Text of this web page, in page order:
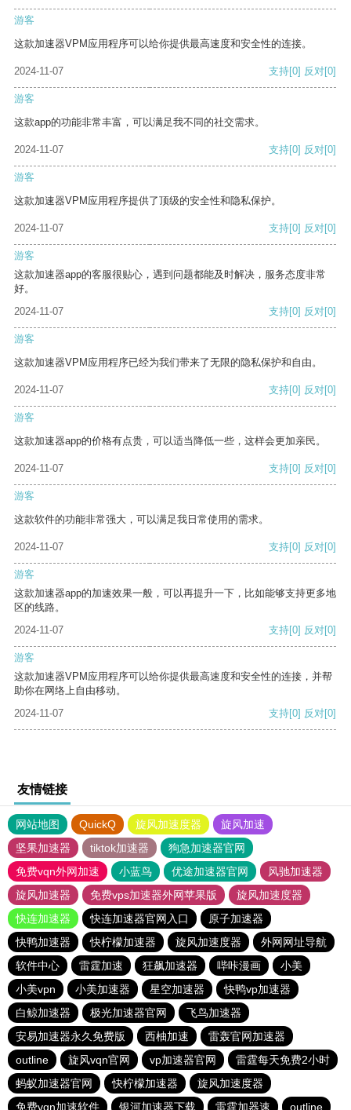
游客
这款加速器VPM应用程序可以给你提供最高速度和安全性的连接。
2024-11-07 支持[0] 反对[0]
游客
这款app的功能非常丰富，可以满足我不同的社交需求。
2024-11-07 支持[0] 反对[0]
游客
这款加速器VPM应用程序提供了顶级的安全性和隐私保护。
2024-11-07 支持[0] 反对[0]
游客
这款加速器app的客服很贴心，遇到问题都能及时解决，服务态度非常
好。
2024-11-07
支持[0] 反对[0]
游客
这款加速器VPM应用程序已经为我们带来了无限的隐私保护和自由。
2024-11-07 支持[0] 反对[0]
游客
这款加速器app的价格有点贵，可以适当降低一些，这样会更加亲民。
2024-11-07 支持[0] 反对[0]
游客
这款软件的功能非常强大，可以满足我日常使用的需求。
2024-11-07 支持[0] 反对[0]
游客
这款加速器app的加速效果一般，可以再提升一下，比如能够支持更多地
区的线路。
2024-11-07
支持[0] 反对[0]
游客
这款加速器VPM应用程序可以给你提供最高速度和安全性的连接，并帮
助你在网络上自由移动。
2024-11-07
支持[0] 反对[0]
友情链接
网站地图 QuickQ 旋风加速度器
旋风加速
坚果加速器
tiktok加速器
狗急加速器官网
免费vqn外网加速
小蓝鸟 优途加速器官网
风驰加速器
旋风加速器
免费vps加速器外网苹果版
旋风加速度器
快连加速器
快连加速器官网入口
原子加速器
快鸭加速器
快柠檬加速器 旋风加速度器
外网网址导航
软件中心
雷霆加速 狂飙加速器 哔咔漫画
小美
小美vpn
小美加速器 星空加速器
快鸭vp加速器
白鲸加速器
极光加速器官网
飞鸟加速器
安易加速器永久免费版
西柚加速
雷轰官网加速器
outline
旋风vqn官网 vp加速器官网
雷霆每天免费2小时
蚂蚁加速器官网
快柠檬加速器
旋风加速度器
免费vqn加速软件
银河加速器下载 雷霆加器速 outline